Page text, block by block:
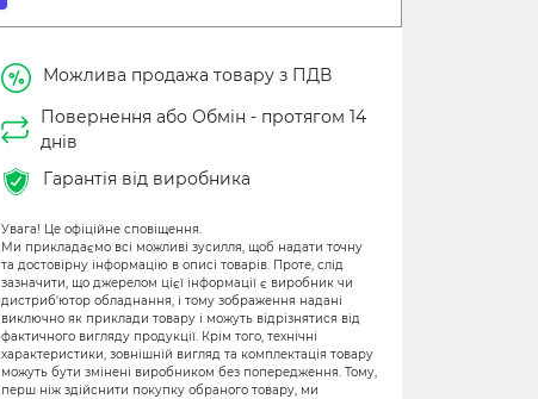
Можлива продажа товару з ПДВ
Повернення або Обмін - протягом 14
днів
Гарантія від виробника
Увага! Це офіційне сповіщення.
Ми прикладаємо всі можливі зусилля, щоб надати точну
та достовірну інформацію в описі товарів. Проте, слід
зазначити, що джерелом цієї інформації є виробник чи
дистриб'ютор обладнання, і тому зображення надані
виключно як приклади товару і можуть відрізнятися від
фактичного вигляду продукції. Крім того, технічні
характеристики, зовнішній вигляд та комплектація товару
можуть бути змінені виробником без попередження. Тому,
перш ніж здійснити покупку обраного товару, ми